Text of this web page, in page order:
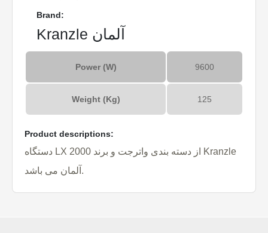
Brand:
Kranzle آلمان
Power (W) 9600
Weight (Kg) 125
Product descriptions:
دستگاه LX 2000 از دسته بندی واترجت و برند Kranzle
آلمان می باشد.